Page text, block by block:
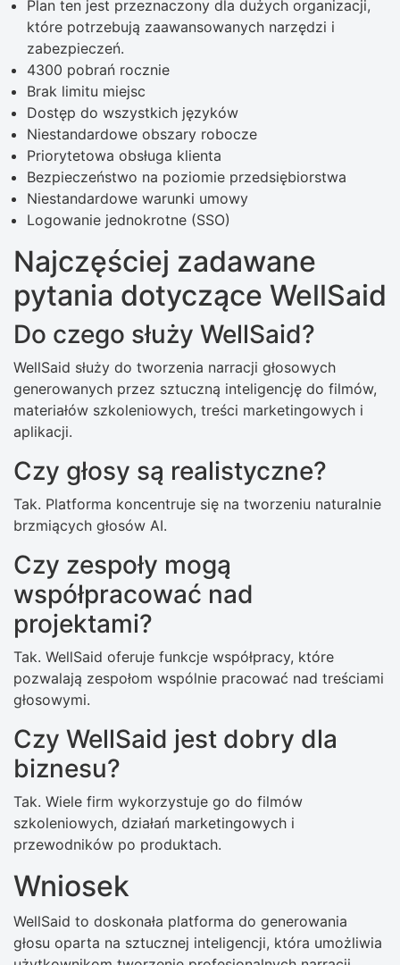
Plan ten jest przeznaczony dla dużych organizacji,
które potrzebują zaawansowanych narzędzi i
zabezpieczeń.
4300 pobrań rocznie
Brak limitu miejsc
Dostęp do wszystkich języków
Niestandardowe obszary robocze
Priorytetowa obsługa klienta
Bezpieczeństwo na poziomie przedsiębiorstwa
Niestandardowe warunki umowy
Logowanie jednokrotne (SSO)
Najczęściej zadawane
pytania dotyczące WellSaid
Do czego służy WellSaid?
WellSaid służy do tworzenia narracji głosowych
generowanych przez sztuczną inteligencję do filmów,
materiałów szkoleniowych, treści marketingowych i
aplikacji.
Czy głosy są realistyczne?
Tak. Platforma koncentruje się na tworzeniu naturalnie
brzmiących głosów AI.
Czy zespoły mogą
współpracować nad
projektami?
Tak. WellSaid oferuje funkcje współpracy, które
pozwalają zespołom wspólnie pracować nad treściami
głosowymi.
Czy WellSaid jest dobry dla
biznesu?
Tak. Wiele firm wykorzystuje go do filmów
szkoleniowych, działań marketingowych i
przewodników po produktach.
Wniosek
WellSaid to doskonała platforma do generowania
głosu oparta na sztucznej inteligencji, która umożliwia